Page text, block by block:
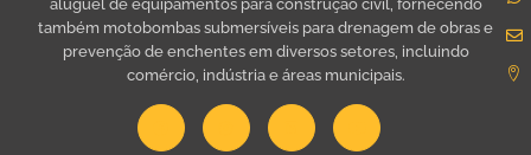
aluguel de equipamentos para construção civil, fornecendo
também motobombas submersíveis para drenagem de obras e
prevenção de enchentes em diversos setores, incluindo
comércio, indústria e áreas municipais.